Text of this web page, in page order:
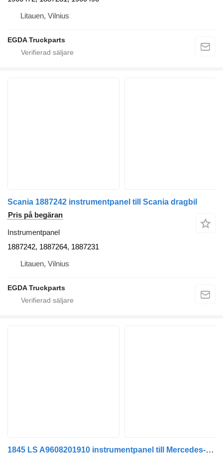
Litauen, Vilnius
EGDA Truckparts
Scania 1887242 instrumentpanel till Scania dragbil
Pris på begäran
Instrumentpanel
1887242, 1887264, 1887231
Litauen, Vilnius
EGDA Truckparts
1845 LS A9608201910 instrumentpanel till Mercedes-Benz ACTROS MP4 lastbil